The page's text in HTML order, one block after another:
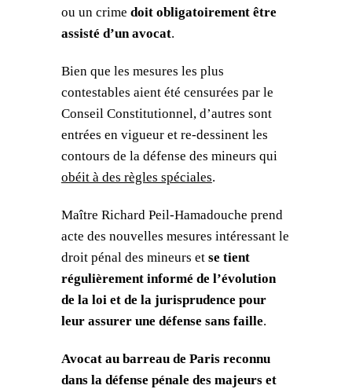
ou un crime doit obligatoirement être
assisté d’un avocat.
Bien que les mesures les plus
contestables aient été censurées par le
Conseil Constitutionnel, d’autres sont
entrées en vigueur et re-dessinent les
contours de la défense des mineurs qui
obéit à des règles spéciales.
Maître Richard Peil-Hamadouche prend
acte des nouvelles mesures intéressant le
droit pénal des mineurs et se tient
régulièrement informé de l’évolution
de la loi et de la jurisprudence pour
leur assurer une défense sans faille.
Avocat au barreau de Paris reconnu
dans la défense pénale des majeurs et